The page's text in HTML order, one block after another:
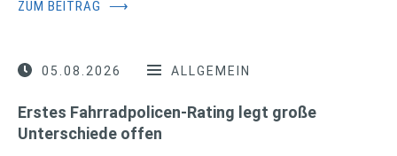
ZUM BEITRAG ⟶
05.08.2026 ALLGEMEIN
Erstes Fahrradpolicen-Rating legt große
Unterschiede offen